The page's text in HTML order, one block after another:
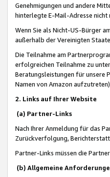
Genehmigungen und andere
hinterlegte E-Mail-Adresse nicht
Wenn Sie als Nicht-US-Bürger
außerhalb der Vereinigten
Die Teilnahme am
erfolgreichen Teilnahme zu
Beratungsleistungen für unsere
Namen von Amazon
2. Links auf Ihrer Website
(a) Partner-Links
Nach Ihrer Anmeldung für das
Zurückverfolgung,
Partner-Links müssen die
(b) Allgemeine